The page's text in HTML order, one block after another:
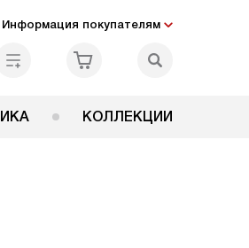
Информация покупателям
КОЛЛЕКЦИИ